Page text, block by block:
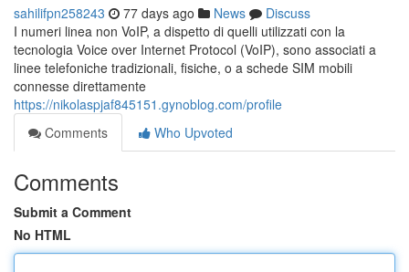
sahilifpn258243 77 days ago News
Discuss
I numeri linea non VoIP, a dispetto di quelli utilizzati con la
tecnologia Voice over Internet Protocol (VoIP), sono associati a
linee telefoniche tradizionali, fisiche, o a schede SIM mobili
connesse direttamente
https://nikolaspjaf845151.gynoblog.com/profile
Comments
Who Upvoted
Comments
Submit a Comment
No HTML